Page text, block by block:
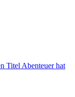
Titel Abenteuer hat